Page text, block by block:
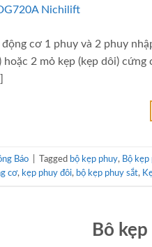
động cơ 1 phuy và 2 phuy
hoặc 2 mỏ kẹp (kẹp dôi)
Báo Tagged bộ kẹp phuy, Bộ kẹp
cơ, kẹp phuy đôi, bộ kẹp phuy sắt,
Bô